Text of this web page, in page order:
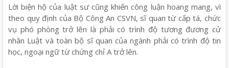
Lời biện hộ của luật sư cũng khiến công luận hoang mang, vì
theo quy định của Bộ Công An CSVN, sĩ quan từ cấp tá, chức
vụ phó phòng trở lên là phải có trình độ tương đương cử
nhân Luật và toàn bộ sĩ quan của ngành phải có trình độ tin
học, ngoại ngữ từ chứng chỉ A trở lên.